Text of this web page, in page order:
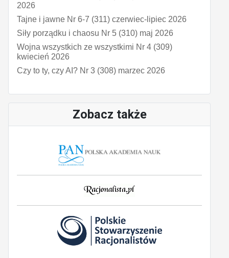
2026
Tajne i jawne Nr 6-7 (311) czerwiec-lipiec 2026
Siły porządku i chaosu Nr 5 (310) maj 2026
Wojna wszystkich ze wszystkimi Nr 4 (309)
kwiecień 2026
Czy to ty, czy AI? Nr 3 (308) marzec 2026
Zobacz także